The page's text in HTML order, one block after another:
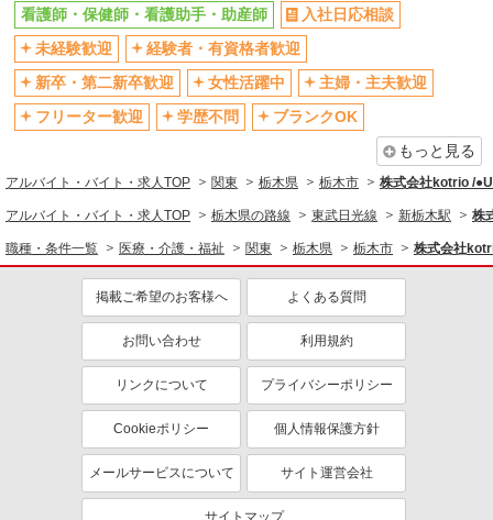
残業少なめ（月20h未満）
交通費支給
社会保険あり
産休・育休取得実績あり
退職金・財形貯蓄制度あり
各種手当（家族・役職・インセン
ティブなど）あり
資格取得支援制度あり
同じ職種から求人を探す
医療・介護・福祉
看護師・保健師・看護助手・助産師
同じ特徴から求人を探す
未経験歓迎
ミドル（40代～）活躍中
ボーナス・賞与あり
車通勤OK
社会保険あり
産休・育休取得実績あり
看護師・保健師・看護助手・助産師
入社日応相談
未経験歓迎
経験者・有資格者歓迎
新卒・第二新卒歓迎
女性活躍中
主婦・主夫歓迎
フリーター歓迎
学歴不問
ブランクOK
もっと見る
アルバイト・バイト・求人TOP 関東 栃木県 栃木市 株式会社kotrio /
アルバイト・バイト・求人TOP 栃木県の路線 東武日光線 新栃木駅 株
職種・条件一覧 医療・介護・福祉 関東 栃木県 栃木市 株式会社
掲載ご希望のお客様へ よくある質問
お問い合わせ 利用規約
リンクについて プライバシーポリシー
Cookieポリシー 個人情報保護方針
メールサービスについて サイト運営会社
サイトマップ